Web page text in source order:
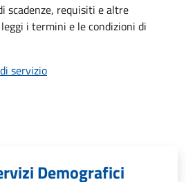
scadenze, requisiti e altre
i termini e le condizioni di
servizio
Demografici